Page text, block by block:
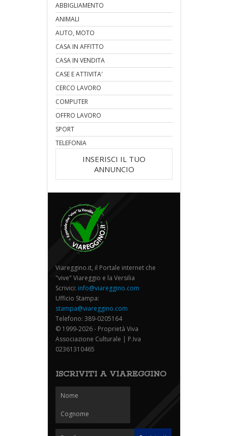
ABBIGLIAMENTO
ANIMALI
AUTO, MOTO
CASA IN AFFITTO
CASA IN VENDITA
CASE E ATTIVITA'
CERCO LAVORO
COMPUTER
OFFRO LAVORO
SPORT
TELEFONIA
INSERISCI IL TUO
ANNUNCIO
Viareggino.it, il Portale internet che
"vive" Viareggio e la Versilia
Scrivici: info@viareggino.com
Ufficio Stampa:
stampa@viareggino.com
Telefono: 389-0205164
© 1999-2026 - Proprietà Viva
Associazione Culturale | P.Iva
02361310465
ISCRIVITI A VIAREGGINO